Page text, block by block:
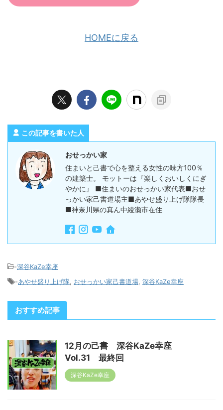
HOMEに戻る
この記事を書いた人
おせっかい家
住まいと己書で心を整える女性の味方100％
の建築士。 モットーは『楽しくおいしくにぎ
やかに』 ■住まいのおせっかい家代表■おせ
っかい家己書道場主■あやせ盛り上げ隊隊長
■神奈川県の真ん中綾瀬市在住
-深谷KaZe幸座
-あやせ盛り上げ隊 おせっかい家己書道場 深谷KaZe幸座
おすすめ記事
12月の己書 深谷KaZe幸座
Vol.31 最終回
深谷KaZe幸座